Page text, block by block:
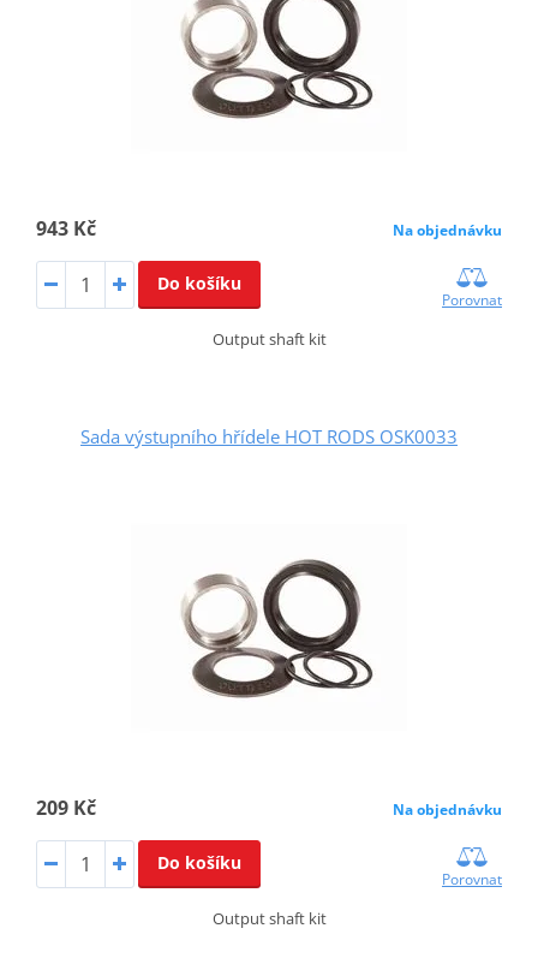
943 Kč Na objednávku
Do košíku
Porovnat
Output shaft kit
Sada výstupního hřídele HOT RODS OSK0033
209 Kč Na objednávku
Do košíku
Porovnat
Output shaft kit